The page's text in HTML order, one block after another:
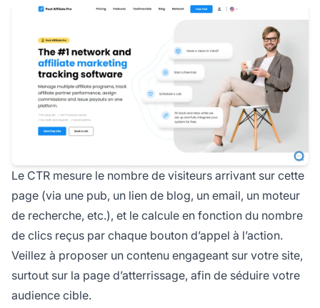
Le CTR mesure le nombre de visiteurs arrivant sur cette
page (via une pub, un lien de blog, un email, un moteur
de recherche, etc.), et le calcule en fonction du nombre
de clics reçus par chaque bouton d’appel à l’action.
Veillez à proposer un contenu engageant sur votre site,
surtout sur la page d’atterrissage, afin de séduire votre
audience cible.